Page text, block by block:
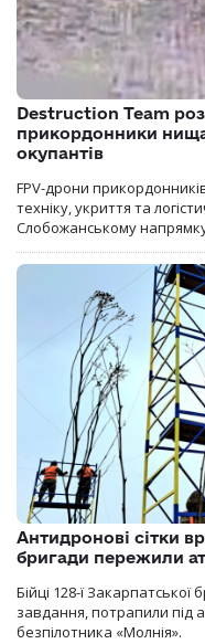
Destruction Team
прикордонники
окупантів
FPV-дрони
техніку, укриття та
Слобожанському
Антидронові сітки
бригади пережили
Бійці 128-ї
завдання, потрапили під
безпілотника «Молнія».